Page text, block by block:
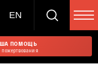
EN
ПОМОЩЬ